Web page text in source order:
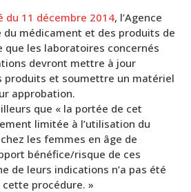
du 11 décembre 2014, l’Agence
médicament et des produits de
que les laboratoires concernés
devront mettre à jour
produits et soumettre un matériel
approbation.
que « la portée de cet
limitée à l’utilisation du
les femmes en âge de
bénéfice/risque de ces
de leurs indications n’a pas été
procédure. »